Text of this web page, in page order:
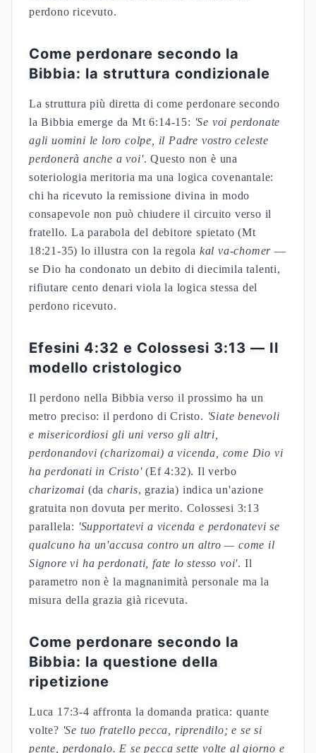
perdono ricevuto.
Come perdonare secondo la
Bibbia: la struttura condizionale
La struttura più diretta di come perdonare secondo
la Bibbia emerge da Mt 6:14-15: 'Se voi perdonate
agli uomini le loro colpe, il Padre vostro celeste
perdonerà anche a voi'. Questo non è una
soteriologia meritoria ma una logica covenantale:
chi ha ricevuto la remissione divina in modo
consapevole non può chiudere il circuito verso il
fratello. La parabola del debitore spietato (Mt
18:21-35) lo illustra con la regola kal va-chomer —
se Dio ha condonato un debito di diecimila talenti,
rifiutare cento denari viola la logica stessa del
perdono ricevuto.
Efesini 4:32 e Colossesi 3:13 — Il
modello cristologico
Il perdono nella Bibbia verso il prossimo ha un
metro preciso: il perdono di Cristo. 'Siate benevoli
e misericordiosi gli uni verso gli altri,
perdonandovi (charizomai) a vicenda, come Dio vi
ha perdonati in Cristo'(Ef 4:32). Il verbo
charizomai (da charis, grazia) indica un'azione
gratuita non dovuta per merito. Colossesi 3:13
parallela: 'Supportatevi a vicenda e perdonatevi se
qualcuno ha un'accusa contro un altro — come il
Signore vi ha perdonati, fate lo stesso voi'. Il
parametro non è la magnanimità personale ma la
misura della grazia già ricevuta.
Come perdonare secondo la
Bibbia: la questione della
ripetizione
Luca 17:3-4 affronta la domanda pratica: quante
volte? 'Se tuo fratello pecca, riprendilo; e se si
pente, perdonalo. E se pecca sette volte al giorno e